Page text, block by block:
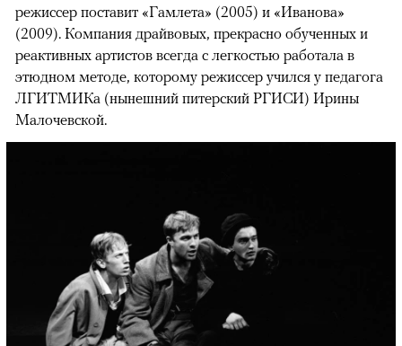
режиссер поставит «Гамлета» (2005) и «Иванова»
(2009). Компания драйвовых, прекрасно обученных и
реактивных артистов всегда с легкостью работала в
этюдном методе, которому режиссер учился у педагога
ЛГИТМИКа (нынешний питерский РГИСИ) Ирины
Малочевской.